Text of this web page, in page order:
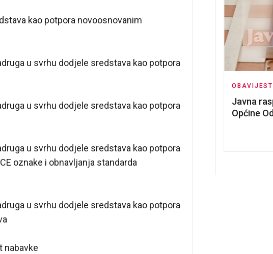
kao potpora novoosnovanim
u svrhu dodjele sredstava kao potpora
u svrhu dodjele sredstava kao potpora
u svrhu dodjele sredstava kao potpora
oznake i obnavljanja standarda
u svrhu dodjele sredstava kao potpora
nabavke
Javna
Općine